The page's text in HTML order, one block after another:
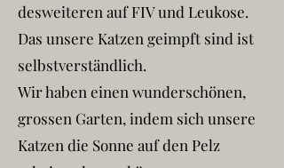
desweiteren auf FIV und Leukose.
Das unsere Katzen geimpft sind ist
selbstverständlich.
Wir haben einen wunderschönen,
grossen Garten, indem sich unsere
Katzen die Sonne auf den Pelz